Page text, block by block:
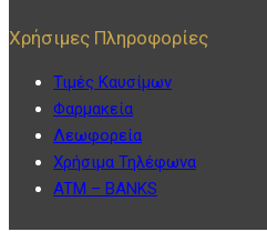
Χρήσιμες Πληροφορίες
Τιμές Καυσίμων
Φαρμακεία
Λεωφορεία
Χρήσιμα Τηλέφωνα
ATM – BANKS